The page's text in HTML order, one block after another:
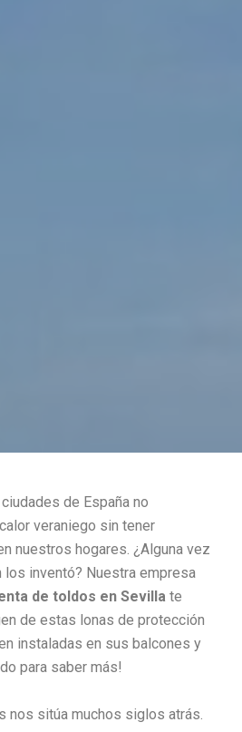
de España no
veraniego sin tener
nuestros hogares. ¿Alguna vez
los inventó? Nuestra empresa
de toldos en Sevilla te
de estas lonas de protección
instaladas en sus balcones y
para saber más!
nos sitúa muchos siglos atrás.